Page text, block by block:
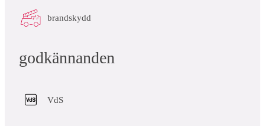
brandskydd
godkännanden
VdS